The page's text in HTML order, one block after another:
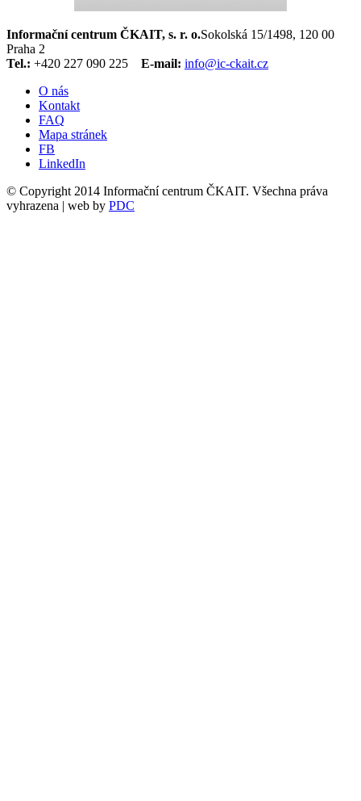
Informační centrum ČKAIT, s. r. o.Sokolská 15/1498, 120 00
Praha 2
Tel.: +420 227 090 225 E-mail: info@ic-ckait.cz
O nás
Kontakt
FAQ
Mapa stránek
FB
LinkedIn
© Copyright 2014 Informační centrum ČKAIT. Všechna práva
vyhrazena | web by PDC